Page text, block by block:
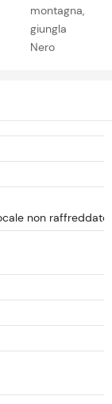
montagna,
giungla
Nero